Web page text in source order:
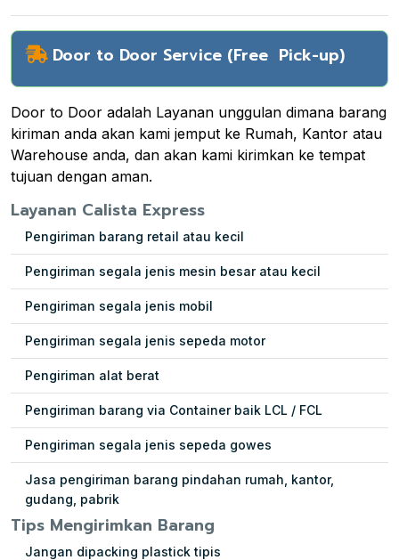
Door to Door Service (Free Pick-up)
Door to Door adalah Layanan unggulan dimana barang
kiriman anda akan kami jemput ke Rumah, Kantor atau
Warehouse anda, dan akan kami kirimkan ke tempat
tujuan dengan aman.
Layanan Calista Express
Pengiriman barang retail atau kecil
Pengiriman segala jenis mesin besar atau kecil
Pengiriman segala jenis mobil
Pengiriman segala jenis sepeda motor
Pengiriman alat berat
Pengiriman barang via Container baik LCL / FCL
Pengiriman segala jenis sepeda gowes
Jasa pengiriman barang pindahan rumah, kantor,
gudang, pabrik
Tips Mengirimkan Barang
Jangan dipacking plastick tipis